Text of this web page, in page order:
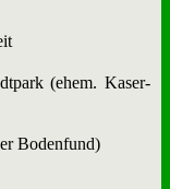
(ehem. Ka­ser­
Bo­den­fund)